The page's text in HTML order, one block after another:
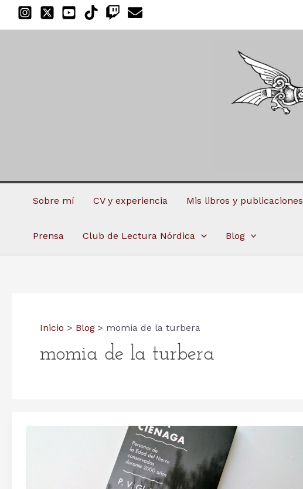
Sobre mí CV y experiencia Mis libros y publicaciones
Prensa Club de Lectura Nórdica Blog
Inicio Blog momia de la turbera
momia de la turbera